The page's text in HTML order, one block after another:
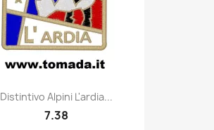
Quick view
Distintivo Alpini L'ardia...
7.38